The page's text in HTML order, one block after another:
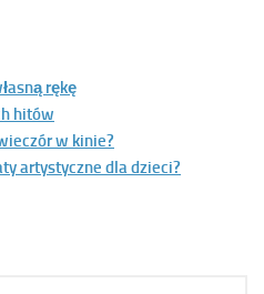
rękę
hitów
w kinie?
artystyczne dla dzieci?